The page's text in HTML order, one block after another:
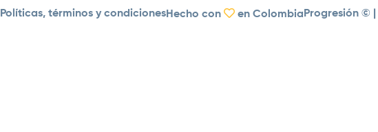
Políticas, términos y condicionesHecho con en Colombia Progresión ©